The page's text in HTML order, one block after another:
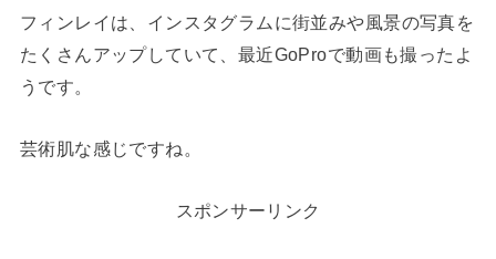
フィンレイは、インスタグラムに街並みや風景の写真を
たくさんアップしていて、最近GoProで動画も撮ったよ
うです。
芸術肌な感じですね。
スポンサーリンク